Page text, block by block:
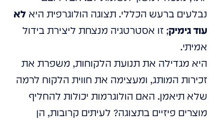
נבלעים ברעש הכללי. תצוגה הולוגרפית היא לא
עוד גימיק; זו אסטרטגיה מנצחת ליצירת בידול
אמיתי.
היא מגדילה את תנועת הלקוחות, משפרת את
זכירות המותג, ומעצימה את חווית הלקוח לרמה
שלא תיאמן. האם הולוגרמות יכולות להחליף
מוצרים פיזיים בתצוגה? לעיתים קרובות, הן